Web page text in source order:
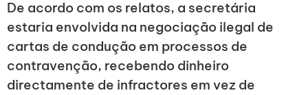
De acordo com os relatos, a secretária
estaria envolvida na negociação ilegal de
cartas de condução em processos de
contravenção, recebendo dinheiro
directamente de infractores em vez de